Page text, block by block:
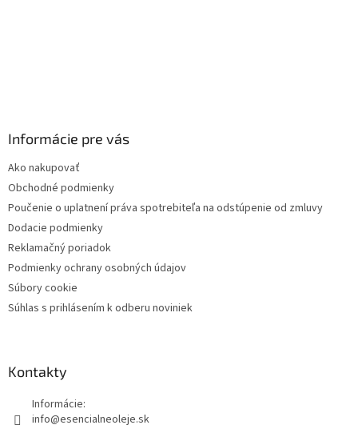
Informácie pre vás
Ako nakupovať
Obchodné podmienky
Poučenie o uplatnení práva spotrebiteľa na odstúpenie od zmluvy
Dodacie podmienky
Reklamačný poriadok
Podmienky ochrany osobných údajov
Súbory cookie
Súhlas s prihlásením k odberu noviniek
Kontakty
Informácie:
info@esencialneoleje.sk